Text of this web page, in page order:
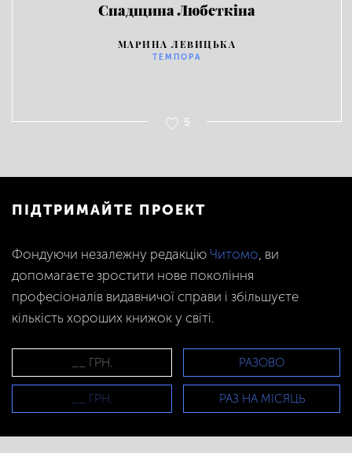
Спадщина Любеткіна
МАРИНА ЛЕВИЦЬКА
ТЕМПОРА
5
ПІДТРИМАЙТЕ ПРОЕКТ
Фондуючи незалежну редакцію Читомо, ви
допомагаєте зростити нове покоління
професіоналів видавничої справи і збільшуєте
кількість хороших книжок у світі.
РАЗОВО
РАЗ НА МІСЯЦЬ